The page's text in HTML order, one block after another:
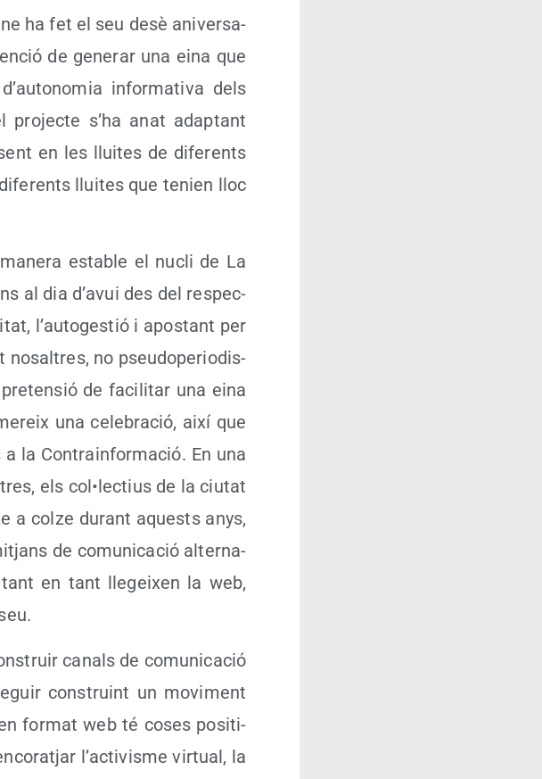
ha fet el seu desè ani­ver­sa­
de gene­rar una eina que
infor­ma­ti­va dels
pro­jec­te s’ha anat adap­tant
en les llui­tes de dife­rents
llui­tes que tenien lloc
esta­ble el nucli de La
al dia d’a­vui des del res­pec­
l’au­to­ges­tió i apos­tant per
nosal­tres, no pseu­do­pe­rio­dis­
de faci­li­tar una eina
una cele­bra­ció, així que
la Con­tra­in­for­ma­ció. En una
els col•lectius de la ciu­tat
a col­ze durant aquests anys,
de comu­ni­ca­ció alter­na­
en tant lle­gei­xen la web,
canals de comu­ni­ca­ció
cons­truint un movi­ment
for­mat web té coses posi­ti­
l’ac­ti­vis­me vir­tual, la